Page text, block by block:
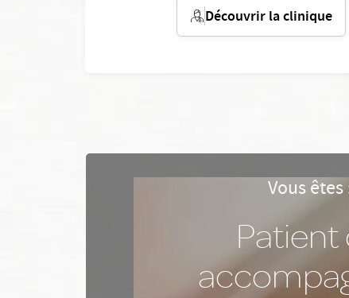
Découvrir la clinique
Vous êtes
Patient